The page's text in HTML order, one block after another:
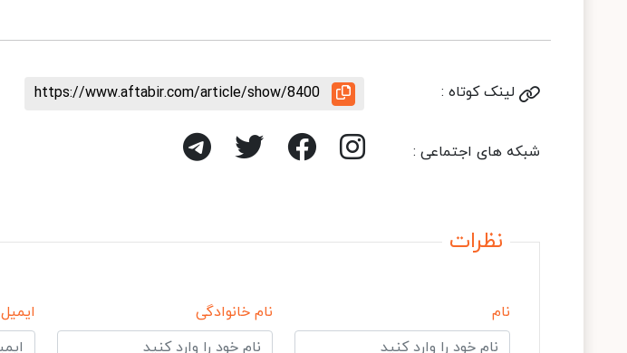
لینک کوتاه : https://www.aftabir.com/article/show/8400
شبکه های اجتماعی :
نظرات
نام نام خانوادگی ایمیل